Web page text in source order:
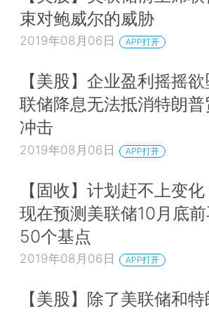
束对鲍威尔的威胁
2019年08月06日 APP打开
【美股】企业盈利摇摇
联储降息无法抵消特朗
冲击
2019年08月06日 APP打开
【固收】计划赶不上变
现在预测美联储10月底
50个基点
2019年08月06日 APP打开
【美股】除了美联储和